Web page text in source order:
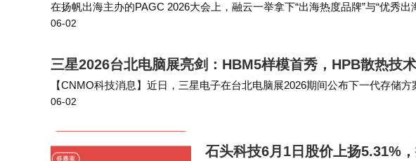
在扬帆出海主办的PAGC 2026大会上，融云一举拿下“出海热度品牌”与“优秀
能大会GAIC 2026将“开箱即用AI服务领军企业奖”授予融云的对话式AI分身；而
06-02
三星2026台北电脑展亮剑：HBM5样模首秀，HPB散热技
【CNMO科技消息】近日，三星电子在台北电脑展2026期间公布下一代存储
示将推进一项名为HPB的散热技术在后续产品中的应用，以应对AI系统持续提
06-02
石头科技6月1日股价上扬5.31%